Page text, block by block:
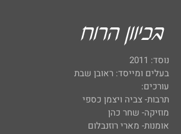
נוסד: 2011
בעלים ומייסד: ראובן שבת
עורכים:
תרבות- צביה ויצמן כספי
מוזיקה- שחר כהן
אומנות- מארי רוזנבלום